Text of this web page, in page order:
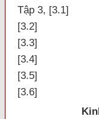
Tập 3, [3.1]
[3.2]
[3.3]
[3.4]
[3.5]
[3.6]